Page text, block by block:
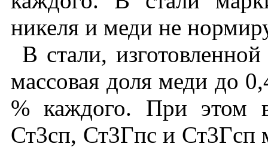
никеля и меди не
В стали, изготовленной
массовая доля меди до
%каждого. При этом
Ст3сп, Ст3Гпс и Ст3Гсп